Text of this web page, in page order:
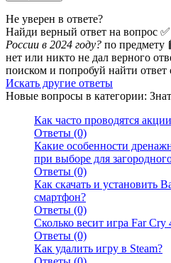
Не уверен в ответе?
Найди верный ответ на вопрос ✅
России в 2024 году? по предмету
нет или никто не дал верного
поиском и попробуй найти
Искать другие ответы
Новые вопросы в категории:
Как часто проводятся
Ответы (0)
Какие особенности
при выборе для
Ответы (0)
Как скачать и установить
смартфон?
Ответы (0)
Сколько весит игра Far Cry
Ответы (0)
Как удалить игру в Steam?